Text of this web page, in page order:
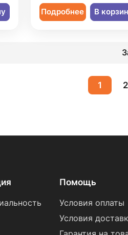
Подробнее В
1 2
Помощь
Условия оплаты
Условия